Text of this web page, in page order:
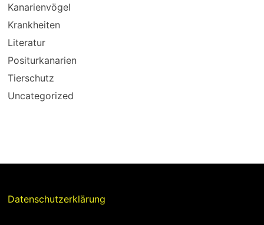
Kanarienvögel
Krankheiten
Literatur
Positurkanarien
Tierschutz
Uncategorized
Datenschutzerklärung